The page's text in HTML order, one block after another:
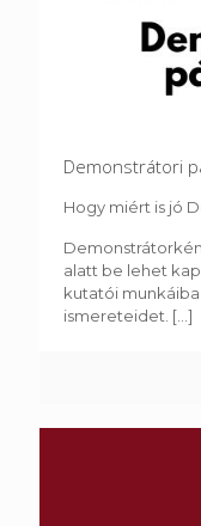
Demonstrátori
Hogy miért is jó
alatt be lehet
kutatói
ismereteidet. [...]